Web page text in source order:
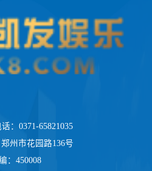
：0371-65821035
州市花园路136号
：450008